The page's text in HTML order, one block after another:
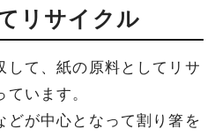
リサイクル
して、紙の原料としてリサ
います。
どが中心となって割り箸を